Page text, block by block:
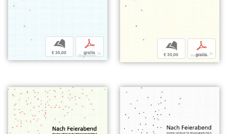
b
€ 35,00
p
gratis
b
€ 35,00
p
gratis